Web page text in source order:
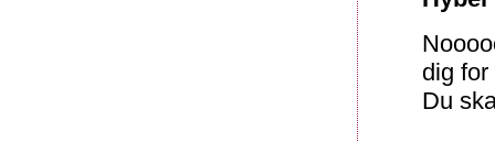
dig
Du